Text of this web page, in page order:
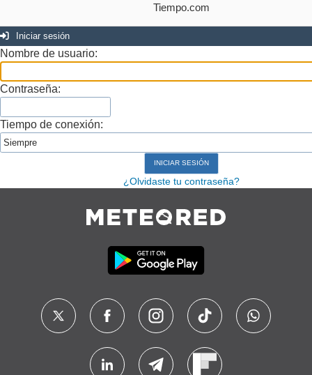
Tiempo.com
Iniciar sesión
Nombre de usuario:
Contraseña:
Tiempo de conexión:
¿Olvidaste tu contraseña?